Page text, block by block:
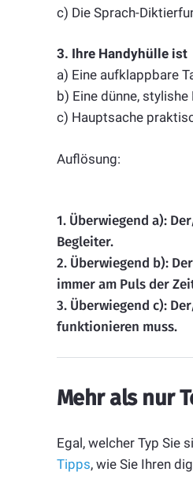
c) Die Sprach-
3. Ihre Handyhülle ist
a) Eine aufklappbare
b) Eine dünne,
c) Hauptsache
Auflösung:
1. Überwiegend a):
Begleiter.
2. Überwiegend b):
immer am Puls der
3. Überwiegend c):
funktionieren muss.
Mehr als nur
Egal, welcher Typ Sie
Tipps, wie Sie Ihren